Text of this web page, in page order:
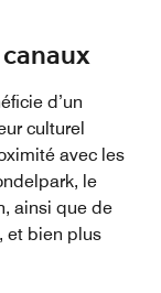
d’un
culturel
avec les
le
ainsi que de
et bien plus